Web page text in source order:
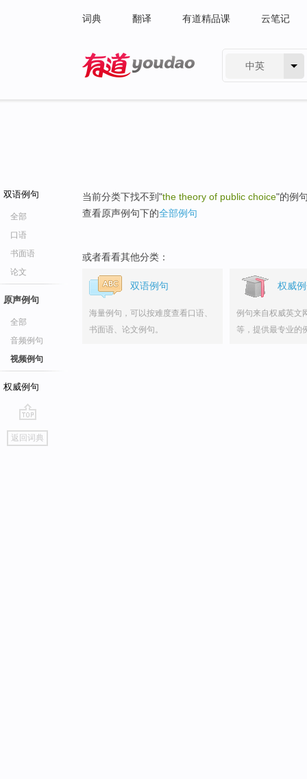
词典 翻译 有道精品课 云笔记
中英
双语例句
全部
口语
书面语
论文
原声例句
全部
音频例句
视频例句
权威例句
go
top
返回词典
当前分类下找不到"the theory of public choice"的例
查看原声例句下的全部例句
或者看看其他分类：
双语例句
海量例句，可以按难度查看口语、
书面语、论文例句。
权威
例句来自权威英文
等，提供最专业的